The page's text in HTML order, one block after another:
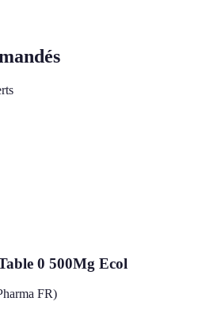
0 500Mg Ecol
FR)